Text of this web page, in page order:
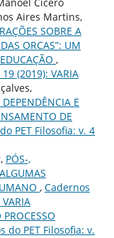
Aires Martins,
SOBRE A
ORCAS”: UM
,
(2019): VARIA
E
DE
PET Filosofia: v. 4
PÓS-,
, Cadernos
do PET Filosofia: v.